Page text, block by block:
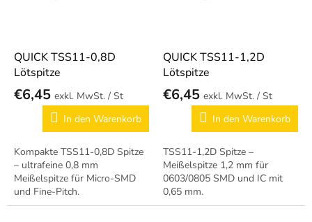
PQUICK TSS11-0,8D
Lötspitze
€6,45
/ St
In den Warenkorb
Kompakte TSS11-0,8D Spitze
– ultrafeine 0,8 mm
Meißelspitze für Micro-SMD
und Fine-Pitch.
QUICK TSS11-1,2D
Lötspitze
€6,45
/ St
In den Warenkorb
TSS11-1,2D Spitze –
Meißelspitze 1,2 mm für
0603/0805 SMD und IC mit
0,65 mm.